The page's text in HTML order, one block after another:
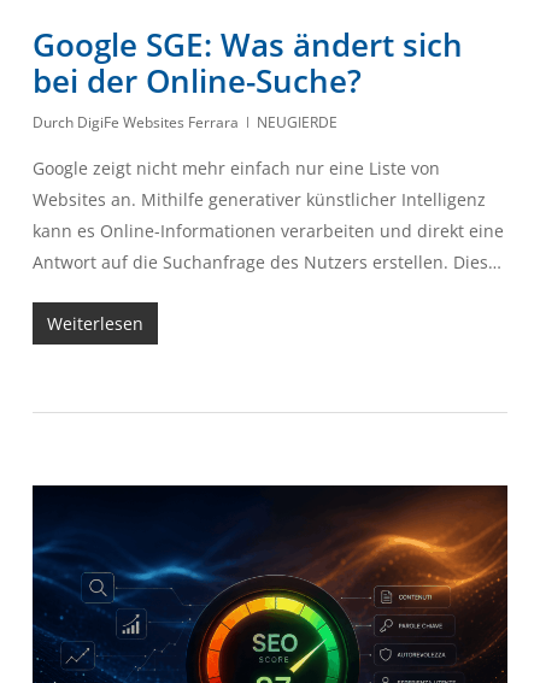
Google SGE: Was ändert sich
bei der Online-Suche?
Durch DigiFe Websites Ferrara NEUGIERDE
Google zeigt nicht mehr einfach nur eine Liste von
Websites an. Mithilfe generativer künstlicher Intelligenz
kann es Online-Informationen verarbeiten und direkt eine
Antwort auf die Suchanfrage des Nutzers erstellen. Dies…
Weiterlesen